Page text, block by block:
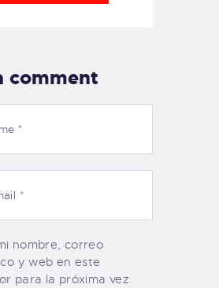
comment
nombre, correo
y web en este
para la próxima vez